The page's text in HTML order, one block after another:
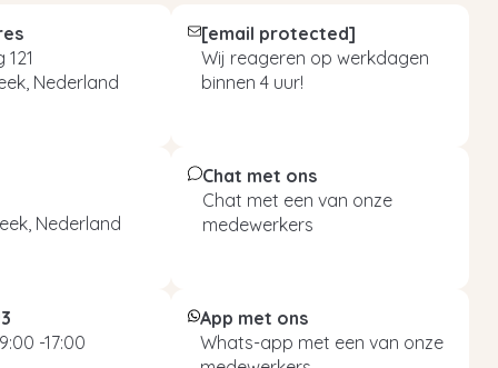
Nederland
[email protected]
Wij reageren op werkdagen
binnen 4 uur!
Nederland
Chat met ons
Chat met een van onze
medewerkers
-17:00
App met ons
Whats-app met een van onze